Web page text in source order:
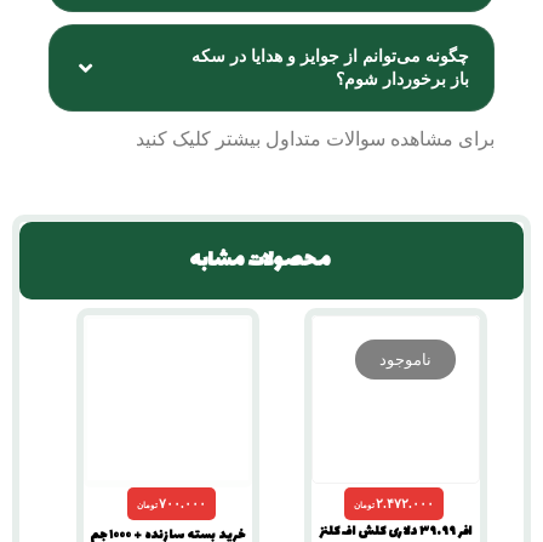
چگونه می‌توانم از جوایز و هدایا در سکه
باز برخوردار شوم؟
برای مشاهده سوالات متداول بیشتر کلیک کنید
محصولات مشابه
افر ۳۹.۹۹ دلاری کلش اف کلنز
۲.۴۷۲.۰۰۰تومان
ناموجود
خرید بسته سازنده + ۱۰۰۰ جم
۷۰۰.۰۰۰تومان